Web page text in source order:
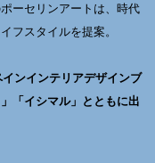
ーセリンアートは、時代
フスタイルを提案。
ンインテリアデザインブ
「イシマル」とともに出